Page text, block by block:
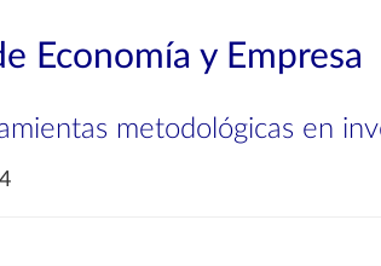
Economía y Empresa
metodológicas en